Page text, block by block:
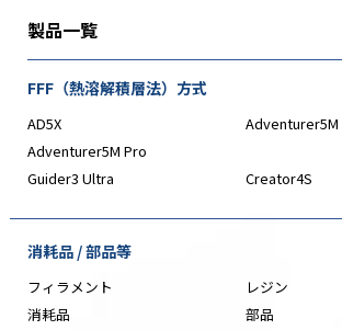
製品一覧
FFF（熱溶解積層法）方式
AD5X
Adventurer5M
Adventurer5M Pro
Guider3 Ultra
Creator4S
消耗品 / 部品等
フィラメント
レジン
消耗品
部品